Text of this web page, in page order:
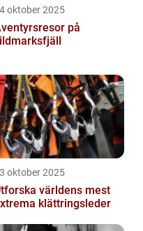
oktober 2025
på
oktober 2025
världens mest
klättringsleder